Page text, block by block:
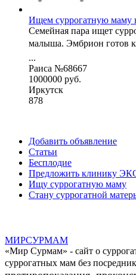
Ищем суррогатную
Семейная пара ищет
малыша. Эмбрион готов
...
Раиса №68667
1000000 руб.
Иркутск
878
Добавить объявление
Статьи
Бесплодие
Предложить клинику
Ищу суррогатную маму
Стану суррогатной
МИРСУРМАМ
«Мир Сурмам» - сайт о
суррогатных мам без